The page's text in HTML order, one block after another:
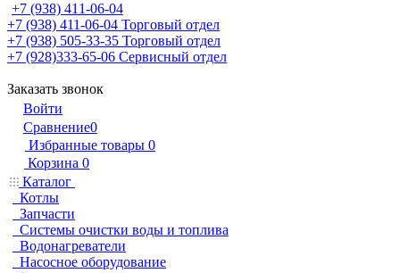
+7 (938) 411-06-04
+7 (938) 411-06-04 Торговый отдел
+7 (938) 505-33-35 Торговый отдел
+7 (928)333-65-06 Сервисный отдел
Заказать звонок
Войти
Сравнение0
Избранные товары 0
Корзина 0
Каталог
Котлы
Запчасти
Системы очистки воды и топлива
Водонагреватели
Насосное оборудование